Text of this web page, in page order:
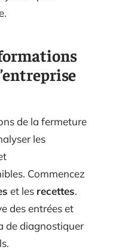
de la fermeture
les
Commencez
et les recettes.
des entrées et
de diagnostiquer